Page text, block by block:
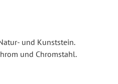
und Kunststein.
und Chromstahl.